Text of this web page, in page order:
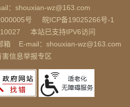
：shouxian-wz@163.com
号
皖ICP备19025266号-1
本站已支持IPV6访问
箱
E-mail：shouxian-wz@163.com
害信息举报专区